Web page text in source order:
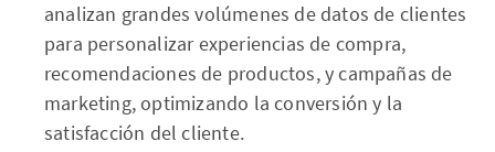
analizan grandes volúmenes de datos de clientes
para personalizar experiencias de compra,
recomendaciones de productos, y campañas de
marketing, optimizando la conversión y la
satisfacción del cliente.